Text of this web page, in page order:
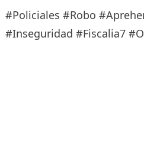
#Policiales #Robo
#Inseguridad #Fiscalia7